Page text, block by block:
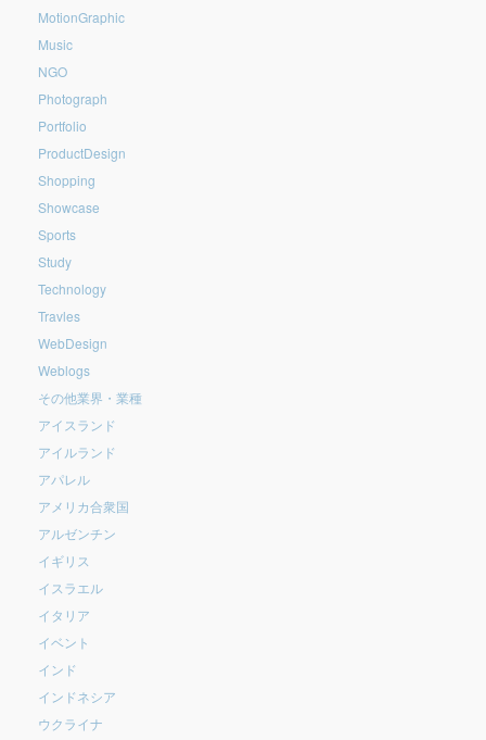
MotionGraphic
Music
NGO
Photograph
Portfolio
ProductDesign
Shopping
Showcase
Sports
Study
Technology
Travles
WebDesign
Weblogs
その他業界・業種
アイスランド
アイルランド
アパレル
アメリカ合衆国
アルゼンチン
イギリス
イスラエル
イタリア
イベント
インド
インドネシア
ウクライナ